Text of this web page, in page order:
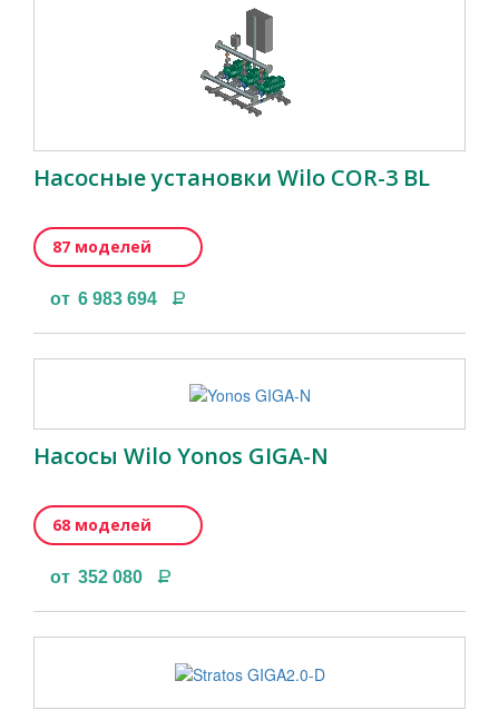
Насосные установки Wilo COR-3 BL
87 моделей
от 6 983 694 Р
Насосы Wilo Yonos GIGA-N
68 моделей
от 352 080 Р